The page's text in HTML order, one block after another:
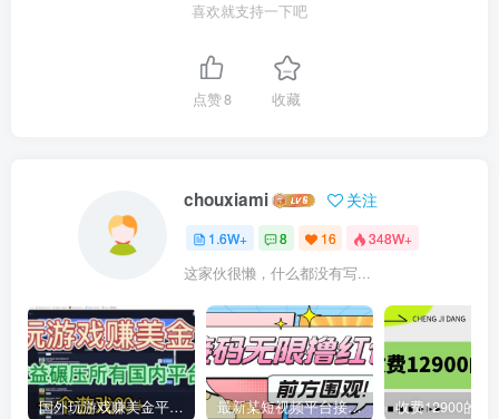
喜欢就支持一下吧
点赞8 收藏
chouxiami 关注
1.6W+ 8 16 348W+
这家伙很懒，什么都没有写...
国外玩游戏赚美金平台，一个游戏60+，收益碾压国内所有平台 最新某短视频平台接码看广告，无限撸1.3元项目【软件+详细操作教程】